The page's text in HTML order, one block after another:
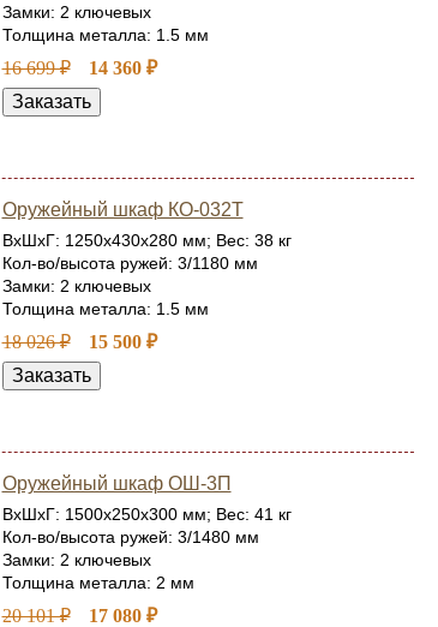
Замки: 2 ключевых
Толщина металла: 1.5 мм
16 699 ₽ 14 360 ₽
Оружейный шкаф КО-032Т
ВхШхГ: 1250x430x280 мм; Вес: 38 кг
Кол-во/высота ружей: 3/1180 мм
Замки: 2 ключевых
Толщина металла: 1.5 мм
18 026 ₽ 15 500 ₽
Оружейный шкаф ОШ-3П
ВхШхГ: 1500x250x300 мм; Вес: 41 кг
Кол-во/высота ружей: 3/1480 мм
Замки: 2 ключевых
Толщина металла: 2 мм
20 101 ₽ 17 080 ₽